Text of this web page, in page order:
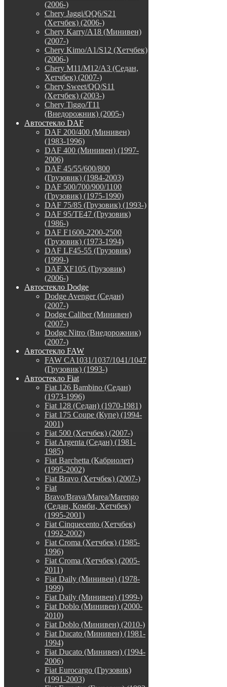
(2006-)
Chery Jaggi/QQ6/S21
(Хетчбек) (2006-)
Chery Karry/A18 (Минивен)
(2007-)
Chery Kimo/A1/S12 (Хетчбек)
(2006-)
Chery M11/M12/A3 (Седан,
Хетчбек) (2007-)
Chery Sweet/QQ/S11
(Хетчбек) (2003-)
Chery Tiggo/T11
(Внедорожник) (2005-)
Автостекло DAF
DAF 200/400 (Минивен)
(1983-1996)
DAF 400 (Минивен) (1997-
2006)
DAF 45/55/600/800
(Грузовик) (1984-2003)
DAF 500/700/900/1100
(Грузовик) (1975-1990)
DAF 75/85 (Грузовик) (1993-)
DAF 95/TE47 (Грузовик)
(1986-)
DAF F1600-2200-2500
(Грузовик) (1973-1994)
DAF LF45-55 (Грузовик)
(1999-)
DAF XF105 (Грузовик)
(2006-)
Автостекло Dodge
Dodge Avenger (Седан)
(2007-)
Dodge Caliber (Минивен)
(2007-)
Dodge Nitro (Внедорожник)
(2007-)
Автостекло FAW
FAW CA1031/1037/1041/1047
(Грузовик) (1993-)
Автостекло Fiat
Fiat 126 Bambino (Седан)
(1973-1996)
Fiat 128 (Седан) (1970-1981)
Fiat 175 Coupe (Купе) (1994-
2001)
Fiat 500 (Хетчбек) (2007-)
Fiat Argenta (Седан) (1981-
1985)
Fiat Barchetta (Кабриолет)
(1995-2002)
Fiat Bravo (Хетчбек) (2007-)
Fiat
Bravo/Brava/Marea/Marengo
(Седан, Комби, Хетчбек)
(1995-2001)
Fiat Cinquecento (Хетчбек)
(1992-2002)
Fiat Croma (Хетчбек) (1985-
1996)
Fiat Croma (Хетчбек) (2005-
2011)
Fiat Daily (Минивен) (1978-
1999)
Fiat Daily (Минивен) (1999-)
Fiat Doblo (Минивен) (2000-
2010)
Fiat Doblo (Минивен) (2010-)
Fiat Ducato (Минивен) (1981-
1994)
Fiat Ducato (Минивен) (1994-
2006)
Fiat Eurocargo (Грузовик)
(1991-2003)